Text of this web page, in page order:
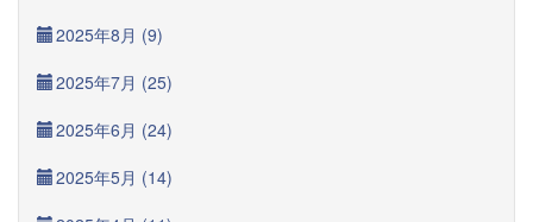
2025年8月 (9)
2025年7月 (25)
2025年6月 (24)
2025年5月 (14)